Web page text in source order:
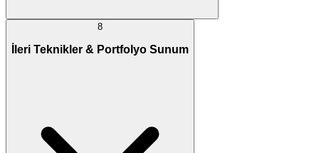
8
İleri Teknikler & Portfolyo Sunum